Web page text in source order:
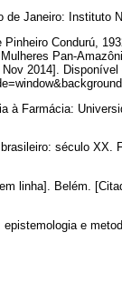
de Janeiro: Instituto
Condurú,
Pan-
2014]. Disponível
à Farmácia:
século XX.
linha]. Belém.
e